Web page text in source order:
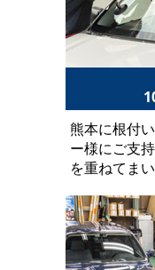
熊本に根付
ー様にご支
を重ねてま